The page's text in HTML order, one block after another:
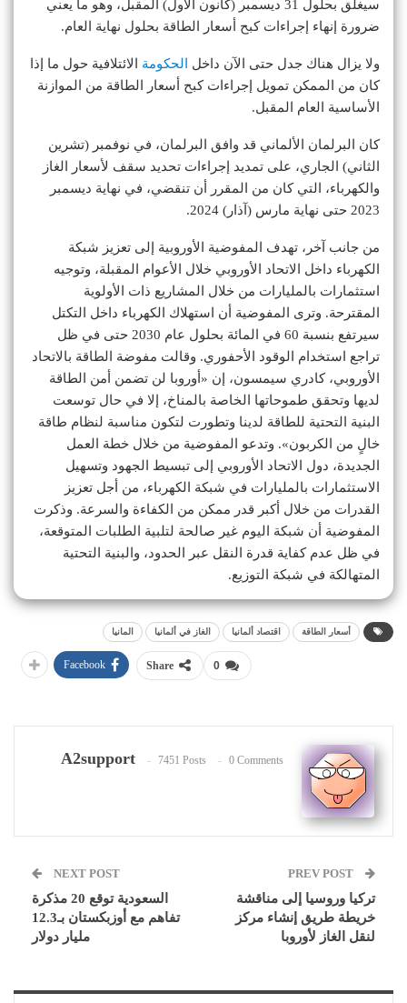
سيغلق بحلول 31 ديسمبر (كانون الأول) المقبل، وهو ما يعني
ضرورة إنهاء إجراءات كبح أسعار الطاقة بحلول نهاية العام.
ولا يزال هناك جدل حتى الآن داخل الحكومة الائتلافية حول ما إذا
كان من الممكن تمويل إجراءات كبح أسعار الطاقة من الموازنة
الأساسية العام المقبل.
كان البرلمان الألماني قد وافق البرلمان، في نوفمبر (تشرين
الثاني) الجاري، على تمديد إجراءات تحديد سقف لأسعار الغاز
والكهرباء، التي كان من المقرر أن تنقضي، في نهاية ديسمبر
2023 حتى نهاية مارس (آذار) 2024.
من جانب آخر، تهدف المفوضية الأوروبية إلى تعزيز شبكة
الكهرباء داخل الاتحاد الأوروبي خلال الأعوام المقبلة، وتوجيه
استثمارات بالمليارات من خلال المشاريع ذات الأولوية
المقترحة. وترى المفوضية أن استهلاك الكهرباء داخل التكتل
سيرتفع بنسبة 60 في المائة بحلول عام 2030 حتى في ظل
تراجع استخدام الوقود الأحفوري. وقالت مفوضة الطاقة بالاتحاد
الأوروبي، كادري سيمسون، إن «أوروبا لن تضمن أمن الطاقة
لديها وتحقق طموحاتها الخاصة بالمناخ، إلا في حال توسعت
البنية التحتية للطاقة لدينا وتطورت لتكون مناسبة لنظام طاقة
خالٍ من الكربون». وتدعو المفوضية من خلال خطة العمل
الجديدة، دول الاتحاد الأوروبي إلى تبسيط الجهود وتسهيل
الاستثمارات بالمليارات في شبكة الكهرباء، من أجل تعزيز
القدرات من خلال أكبر قدر ممكن من الكفاءة والسرعة. وذكرت
المفوضية أن شبكة اليوم غير صالحة لتلبية الطلبات المتوقعة،
في ظل عدم كفاية قدرة النقل عبر الحدود، والبنية التحتية
المتهالكة في شبكة التوزيع.
أسعار الطاقة اقتصاد ألمانيا الغاز في ألمانيا المانيا
0
Share
Facebook
A2support 7451 Posts 0 Comments
تركيا وروسيا إلى مناقشة
خريطة طريق إنشاء مركز
لنقل الغاز لأوروبا
NEXT POST
السعودية توقع 20 مذكرة
تفاهم مع أوزبكستان بـ12.3
مليار دولار